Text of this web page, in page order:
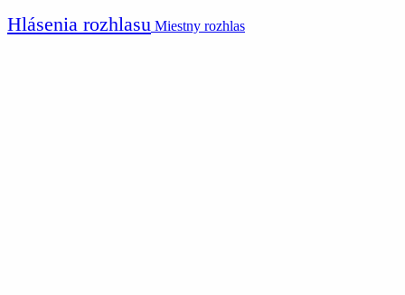
Hlásenia rozhlasu Miestny rozhlas